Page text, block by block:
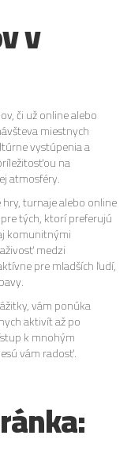
v
či už online alebo
miestnych
vystúpenia a
na
atmosféry.
turnaje alebo online
tých, ktorí preferujú
komunitnými
medzi
pre mladších ľudí,
vám ponúka
aktivít až po
k mnohým
vám radosť.